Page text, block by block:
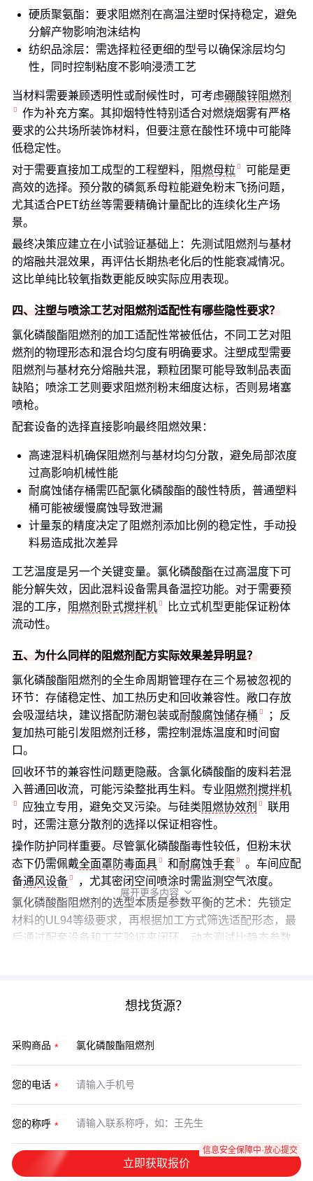
硬质聚氨酯：要求阻燃剂在高温注塑时保持稳定，避免
分解产物影响泡沫结构
纺织品涂层：需选择粒径更细的型号以确保涂层均匀
性，同时控制粘度不影响浸渍工艺
当材料需要兼顾透明性或耐候性时，可考虑硼酸锌阻燃剂
作为补充方案。其抑烟特性特别适合对燃烧烟雾有严格
要求的公共场所装饰材料，但要注意在酸性环境中可能降
低稳定性。
对于需要直接加工成型的工程塑料，
阻燃母粒
可能是更
高效的选择。预分散的磷氮系母粒能避免粉末飞扬问题，
尤其适合PET纺丝等需要精确计量配比的连续化生产场
景。
最终决策应建立在小试验证基础上：先测试阻燃剂与基材
的熔融共混效果，再评估长期热老化后的性能衰减情况。
这比单纯比较氧指数更能反映实际应用表现。
四、注塑与喷涂工艺对阻燃剂适配性有哪些隐性要求？
氯化磷酸酯阻燃剂的加工适配性常被低估，不同工艺对阻
燃剂的物理形态和混合均匀度有明确要求。注塑成型需要
阻燃剂与基材充分熔融共混，颗粒团聚可能导致制品表面
缺陷；喷涂工艺则要求阻燃剂粉末细度达标，否则易堵塞
喷枪。
配套设备的选择直接影响最终阻燃效果：
高速混料机确保阻燃剂与基材均匀分散，避免局部浓度
过高影响机械性能
耐腐蚀储存桶需匹配氯化磷酸酯的酸性特质，普通塑料
桶可能被缓慢腐蚀导致泄漏
计量泵的精度决定了阻燃剂添加比例的稳定性，手动投
料易造成批次差异
工艺温度是另一个关键变量。氯化磷酸酯在过高温度下可
能分解失效，因此混料设备需具备温控功能。对于需要预
混的工序，
阻燃剂卧式搅拌机
比立式机型更能保证粉体
流动性。
五、为什么同样的阻燃剂配方实际效果差异明显？
氯化磷酸酯阻燃剂的全生命周期管理存在三个易被忽视的
环节：存储稳定性、加工热历史和回收兼容性。敞口存放
会吸湿结块，建议搭配防潮包装或耐酸腐蚀储存桶
；反
复加热可能引发阻燃剂迁移，需控制混炼温度和时间窗
口。
回收环节的兼容性问题更隐蔽。含氯化磷酸酯的废料若混
入普通回收流，可能污染整批再生料。专业 阻燃剂搅拌机
应独立专用，避免交叉污染。与硅类 阻燃协效剂
联用
时，还需注意分散剂的选择以保证相容性。
操作防护同样重要。尽管氯化磷酸酯毒性较低，但粉末状
态下仍需佩戴全面罩防毒面具 和耐腐蚀手套
。车间应配
备通风设备
，尤其密闭空间喷涂时需监测空气浓度。
氯化磷酸酯阻燃剂的选型本质是参数平衡的艺术：先锁定
材料的UL94等级要求，再根据加工方式筛选适配形态，最
后通过配套设备和工艺验证来闭环。动态测试比静态参数
展开更多内容 
想找货源？
采购商品
您的电话
您的称呼
立即获取报价
信息安全保障中·放心提交